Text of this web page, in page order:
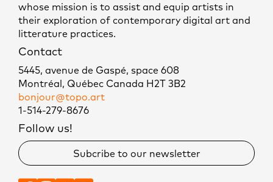
whose mission is to assist and equip artists in
their exploration of contemporary digital art and
litterature practices.
Contact
5445, avenue de Gaspé, space 608
Montréal, Québec Canada H2T 3B2
bonjour@topo.art
1-514-279-8676
Follow us!
Subcribe to our newsletter